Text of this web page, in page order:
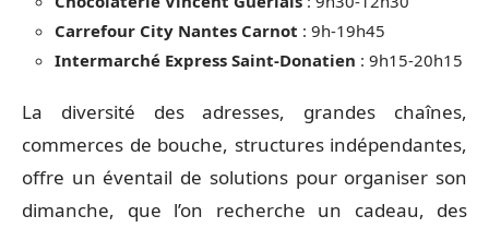
Carrefour City Nantes Carnot : 9h-19h45
Intermarché Express Saint-Donatien : 9h15-20h15
La diversité des adresses, grandes chaînes,
commerces de bouche, structures indépendantes,
offre un éventail de solutions pour organiser son
dimanche, que l’on recherche un cadeau, des